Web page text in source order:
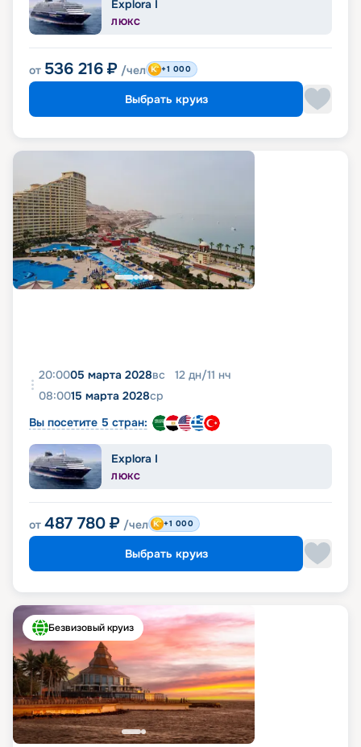
Explora I
ЛЮКС
от 536 216 ₽ /чел +1 000
Выбрать круиз
20:0005 марта 2028вс 12 дн/11 нч
08:0015 марта 2028ср
Вы посетите 5 стран:
Explora I
ЛЮКС
от 487 780 ₽ /чел +1 000
Выбрать круиз
Безвизовый круиз